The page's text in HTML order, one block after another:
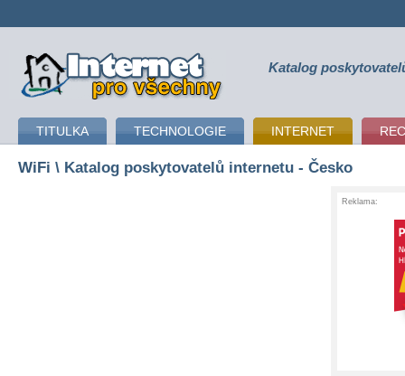
připojení k internetu Katalog
TITULKA TECHNOLOGIE INTERNET
WiFi \ Katalog poskytovatelů internetu - Česko
Reklama: